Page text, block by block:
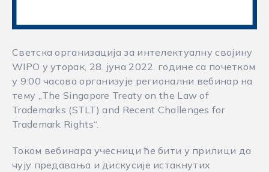
Светска организација за интелектуалну својину
WIPO у уторак, 28. јуна 2022. године са почетком
у 9:00 часова организује регионални вебинар на
тему „The Singapore Treaty on the Law of
Trademarks (STLT) and Recent Challenges for
Trademark Rights“.
Током вебинара учесници ће бити у прилици да
чују предавања и дискусије истакнутих